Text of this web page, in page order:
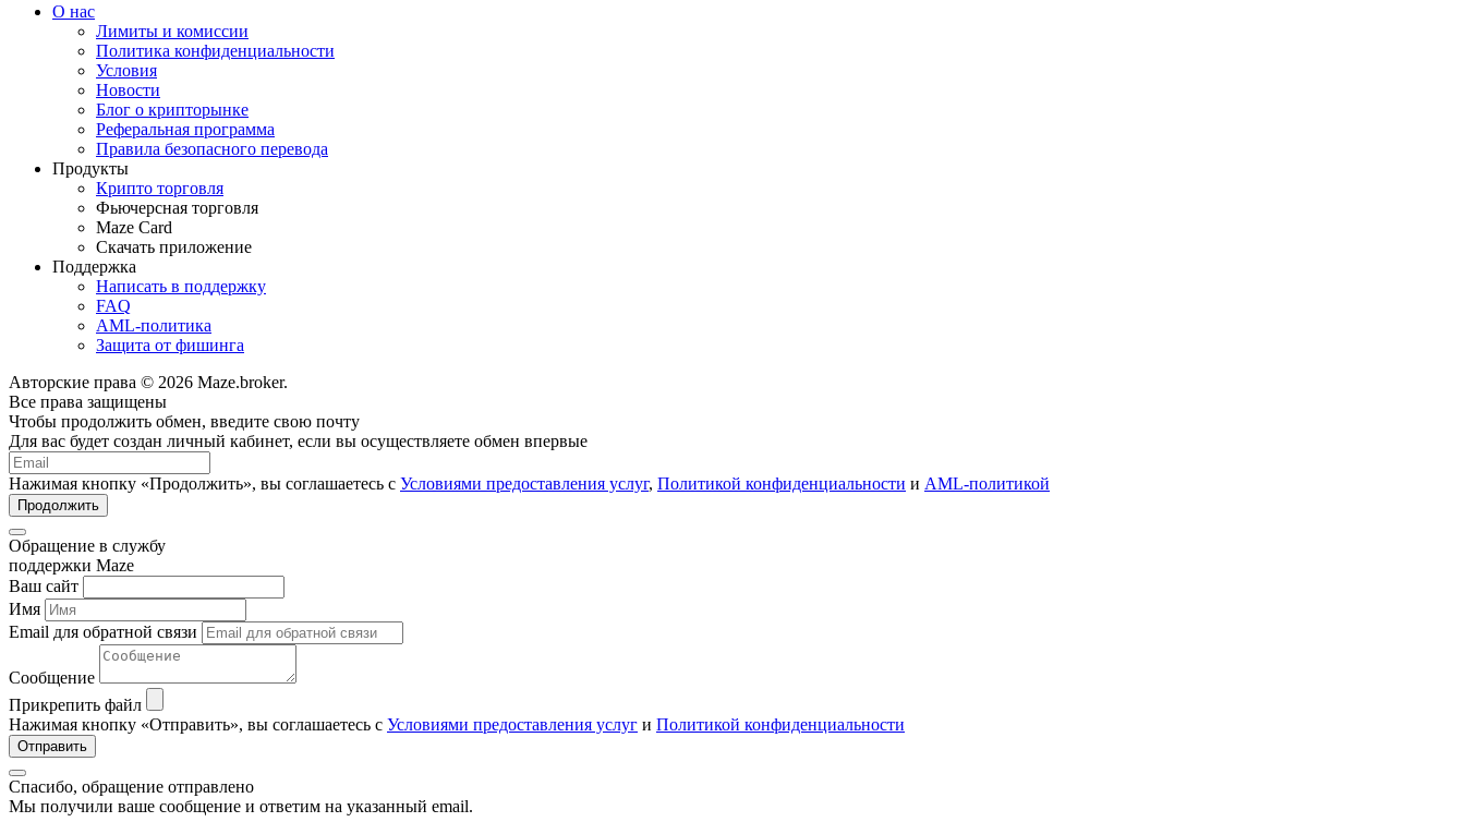
О нас
Лимиты и комиссии
Политика конфиденциальности
Условия
Новости
Блог о крипторынке
Реферальная программа
Правила безопасного перевода
Продукты
Крипто торговля
Фьючерсная торговля
Maze Card
Скачать приложение
Поддержка
Написать в поддержку
FAQ
AML-политика
Защита от фишинга
Авторские права © 2026 Maze.broker.
Все права защищены
Чтобы продолжить обмен, введите свою почту
Для вас будет создан личный кабинет, если вы осуществляете обмен впервые
Нажимая кнопку «Продолжить», вы соглашаетесь с Условиями предоставления услуг, Политикой конфиденциальности и AML-политикой
Продолжить
Обращение в службу
поддержки Maze
Ваш сайт
Имя
Email для обратной связи
Сообщение
Прикрепить файл
Нажимая кнопку «Отправить», вы соглашаетесь с Условиями предоставления услуг и Политикой конфиденциальности
Отправить
Спасибо, обращение отправлено
Мы получили ваше сообщение и ответим на указанный email.